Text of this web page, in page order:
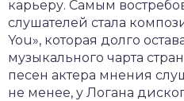
карьеру. Самым
слушателей стала
You», которая долго
музыкального чарта
песен актера мнения
не менее, у Логана